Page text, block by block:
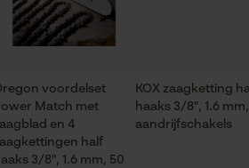
Bosbouw,
het hele jaar
voordelset
Match met
en 4
half
3/8", 1.6 mm, 50
KOX zaagketting
haaks 3/8", 1.6
aandrijfschakels
Econda Tag Manager
Cookies